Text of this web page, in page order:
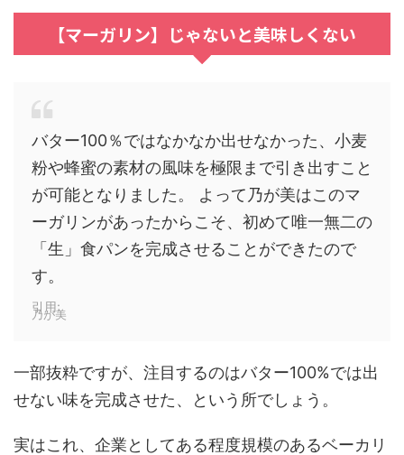
【マーガリン】じゃないと美味しくない
バター100％ではなかなか出せなかった、小麦
粉や蜂蜜の素材の風味を極限まで引き出すこと
が可能となりました。 よって乃が美はこのマ
ーガリンがあったからこそ、初めて唯一無二の
「生」食パンを完成させることができたので
す。
引用:
乃が美
一部抜粋ですが、注目するのはバター100%では出
せない味を完成させた、という所でしょう。
実はこれ、企業としてある程度規模のあるベーカリ